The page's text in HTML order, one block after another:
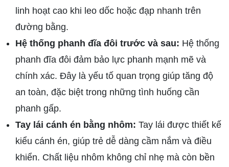
linh hoạt cao khi leo dốc hoặc đạp nhanh trên
đường bằng.
Hệ thống phanh đĩa đôi trước và sau: Hệ thống
phanh đĩa đôi đảm bảo lực phanh mạnh mẽ và
chính xác. Đây là yếu tố quan trọng giúp tăng độ
an toàn, đặc biệt trong những tình huống cần
phanh gấp.
Tay lái cánh én bằng nhôm: Tay lái được thiết kế
kiểu cánh én, giúp trẻ dễ dàng cầm nắm và điều
khiển. Chất liệu nhôm không chỉ nhẹ mà còn bền